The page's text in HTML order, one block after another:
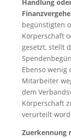
Handlung
begünstigten
Körperschaft
gesetzt, stellt
Ebenso
Mitarbeiter
dem
Körperschaft
verurteilt
Zuerkennung